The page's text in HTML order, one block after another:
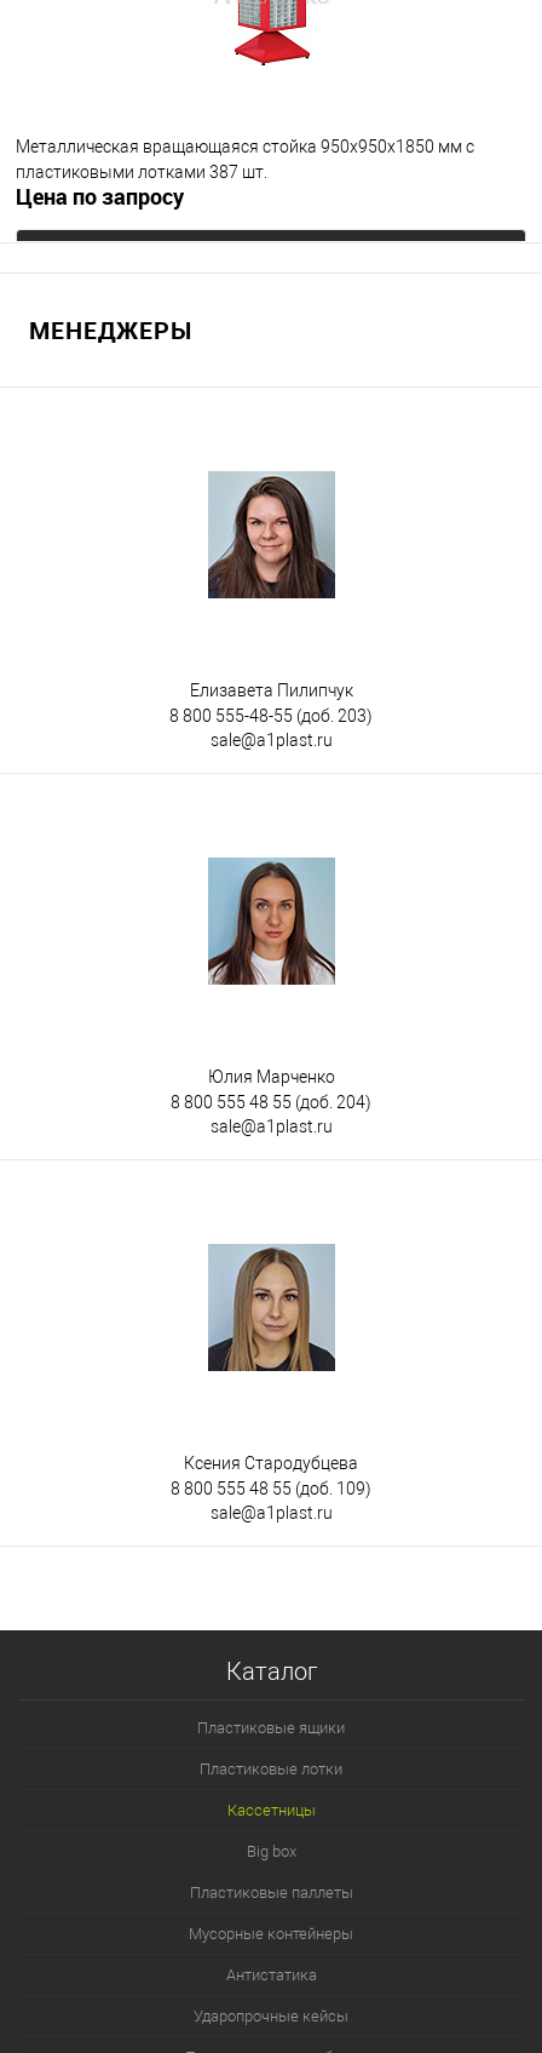
Металлическая вращающаяся стойка 950х950х1850 мм с
пластиковыми лотками 387 шт.
Цена по запросу
В избранное
МЕНЕДЖЕРЫ
Елизавета Пилипчук
8 800 555-48-55 (доб. 203)
sale@a1plast.ru
Юлия Марченко
8 800 555 48 55 (доб. 204)
sale@a1plast.ru
Ксения Стародубцева
8 800 555 48 55 (доб. 109)
sale@a1plast.ru
Каталог
Пластиковые ящики
Пластиковые лотки
Кассетницы
Big box
Пластиковые паллеты
Мусорные контейнеры
Антистатика
Ударопрочные кейсы